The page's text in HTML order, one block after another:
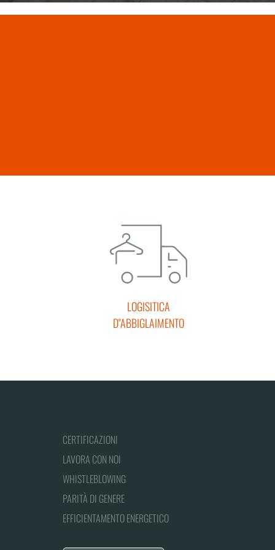
LOGISITICA
D''ABBIGLAIMENTO
CERTIFICAZIONI
LAVORA CON NOI
WHISTLEBLOWING
PARITÀ DI GENERE
EFFICIENTAMENTO ENERGETICO